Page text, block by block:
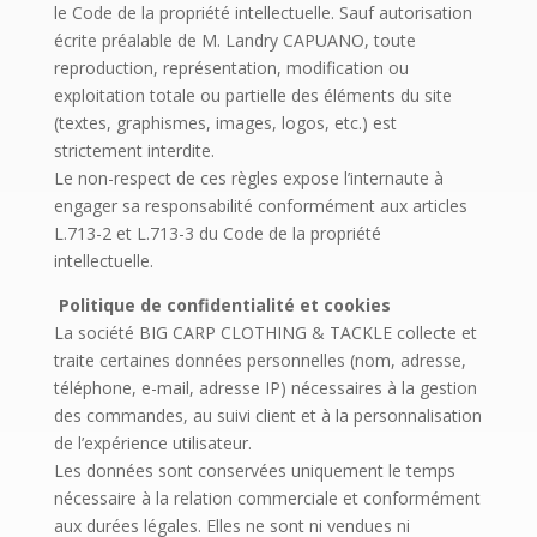
le Code de la propriété intellectuelle. Sauf autorisation
écrite préalable de M. Landry CAPUANO, toute
reproduction, représentation, modification ou
exploitation totale ou partielle des éléments du site
(textes, graphismes, images, logos, etc.) est
strictement interdite.
Le non-respect de ces règles expose l’internaute à
engager sa responsabilité conformément aux articles
L.713-2 et L.713-3 du Code de la propriété
intellectuelle.
Politique de confidentialité et cookies
La société BIG CARP CLOTHING & TACKLE collecte et
traite certaines données personnelles (nom, adresse,
téléphone, e-mail, adresse IP) nécessaires à la gestion
des commandes, au suivi client et à la personnalisation
de l’expérience utilisateur.
Les données sont conservées uniquement le temps
nécessaire à la relation commerciale et conformément
aux durées légales. Elles ne sont ni vendues ni